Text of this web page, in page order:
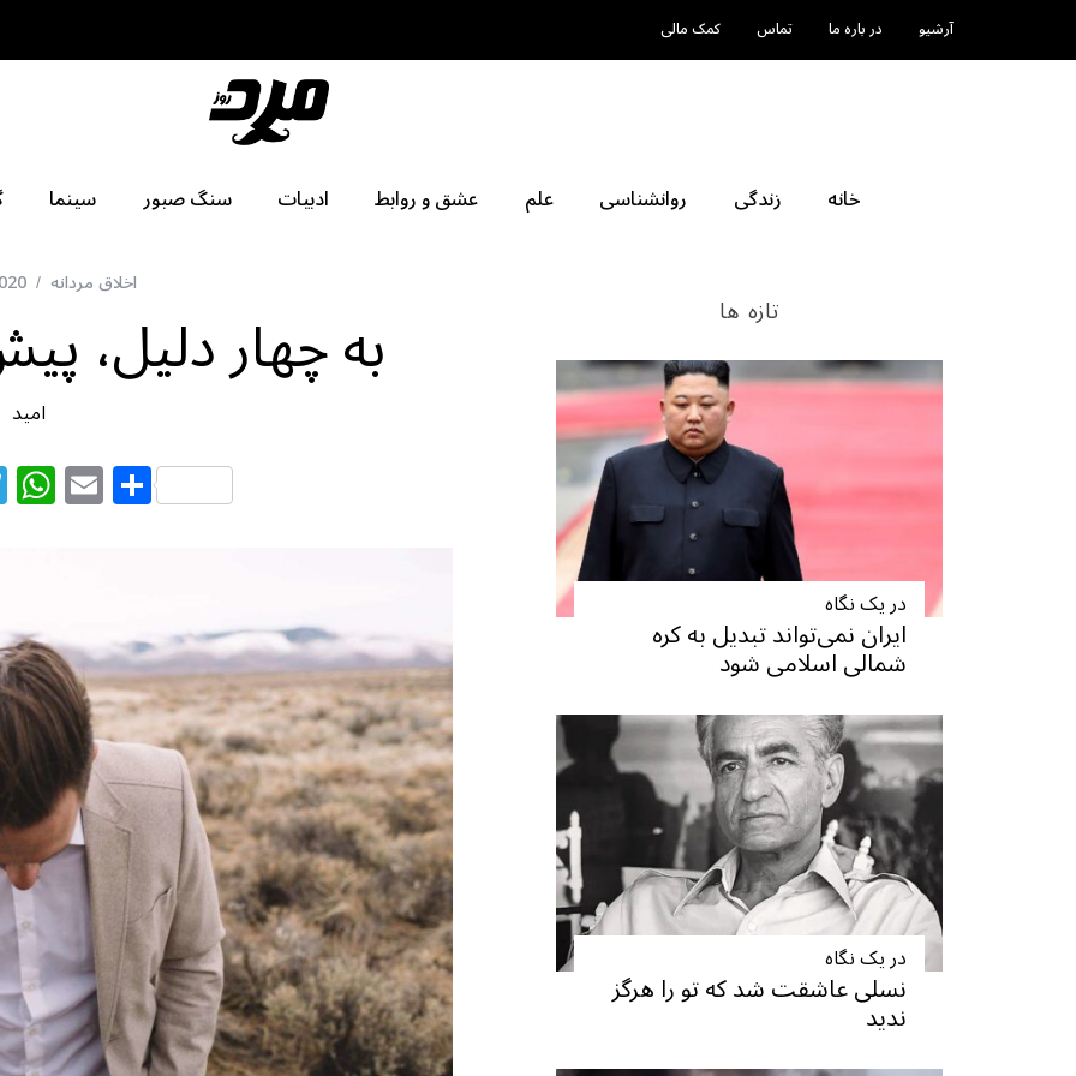
آرشیو در باره ما تماس کمک مالی
خانه زندگی روانشناسی علم عشق و روابط ادبیات سنگ صبور سینما
اخلاق مردانه
به چهار دلیل،
امید
T
el
ra
m
W
h
A
p
p
E
m S
h
تازه ها
در یک نگاه
ایران نمی‌تواند تبدیل به کره
شمالی اسلامی شود
در یک نگاه
نسلی عاشقت شد که تو را هرگز
ندید